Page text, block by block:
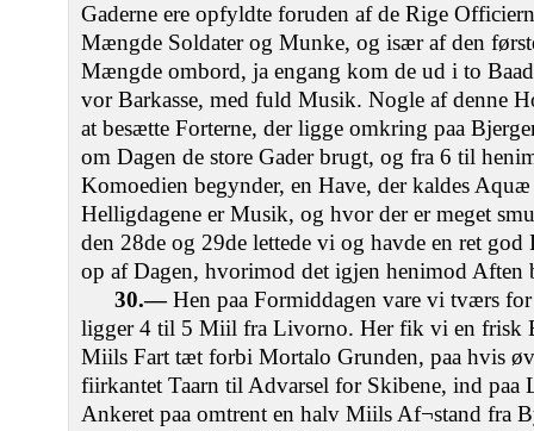
Gaderne ere opfyldte foruden af de Rige
Mængde Soldater og Munke, og især af den
Mængde ombord, ja engang kom de ud i to
vor Barkasse, med fuld Musik. Nogle af denne
at besætte Forterne, der ligge omkring paa
om Dagen de store Gader brugt, og fra 6 til
Komoedien begynder, en Have, der kaldes
Helligdagene er Musik, og hvor der er meget
den 28de og 29de lettede vi og havde en ret
op af Dagen, hvorimod det igjen henimod Aften
30.—Hen paa Formiddagen vare vi tværs
ligger 4 til 5 Miil fra Livorno. Her fik vi en frisk
Miils Fart tæt forbi Mortalo Grunden, paa hvis
fiirkantet Taarn til Advarsel for Skibene, ind paa
Ankeret paa omtrent en halv Miils Af¬stand fra